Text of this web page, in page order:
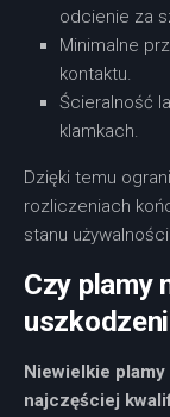
odcienie za
Minimalne
kontaktu.
Ścieralność
klamkach.
Dzięki temu
rozliczeniach
stanu
Czy plamy
Niewielkie
najczęściej